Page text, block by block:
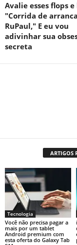
Avalie esses flops e
"Corrida de
RuPaul," E eu vou
adivinhar sua
secreta
ARTIGOS
Tecnologia
Você não precisa pagar a
mais por um tablet
Android premium com
esta oferta do Galaxy Tab